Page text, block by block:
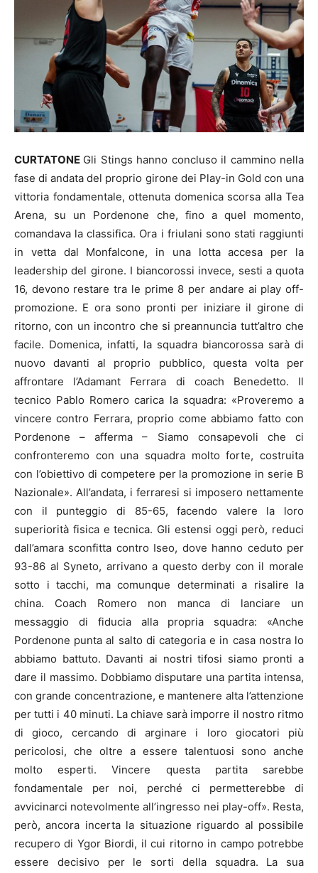
CURTATONE Gli Stings hanno concluso il cammino nella
fase di andata del proprio girone dei Play-in Gold con una
vittoria fondamentale, ottenuta domenica scorsa alla Tea
Arena, su un Pordenone che, fino a quel momento,
comandava la classifica. Ora i friulani sono stati raggiunti
in vetta dal Monfalcone, in una lotta accesa per la
leadership del girone. I biancorossi invece, sesti a quota
16, devono restare tra le prime 8 per andare ai play off-
promozione. E ora sono pronti per iniziare il girone di
ritorno, con un incontro che si preannuncia tutt’altro che
facile. Domenica, infatti, la squadra biancorossa sarà di
nuovo davanti al proprio pubblico, questa volta per
affrontare l’Adamant Ferrara di coach Benedetto. Il
tecnico Pablo Romero carica la squadra: «Proveremo a
vincere contro Ferrara, proprio come abbiamo fatto con
Pordenone – afferma – Siamo consapevoli che ci
confronteremo con una squadra molto forte, costruita
con l’obiettivo di competere per la promozione in serie B
Nazionale». All’andata, i ferraresi si imposero nettamente
con il punteggio di 85-65, facendo valere la loro
superiorità fisica e tecnica. Gli estensi oggi però, reduci
dall’amara sconfitta contro Iseo, dove hanno ceduto per
93-86 al Syneto, arrivano a questo derby con il morale
sotto i tacchi, ma comunque determinati a risalire la
china. Coach Romero non manca di lanciare un
messaggio di fiducia alla propria squadra: «Anche
Pordenone punta al salto di categoria e in casa nostra lo
abbiamo battuto. Davanti ai nostri tifosi siamo pronti a
dare il massimo. Dobbiamo disputare una partita intensa,
con grande concentrazione, e mantenere alta l’attenzione
per tutti i 40 minuti. La chiave sarà imporre il nostro ritmo
di gioco, cercando di arginare i loro giocatori più
pericolosi, che oltre a essere talentuosi sono anche
molto esperti. Vincere questa partita sarebbe
fondamentale per noi, perché ci permetterebbe di
avvicinarci notevolmente all’ingresso nei play-off». Resta,
però, ancora incerta la situazione riguardo al possibile
recupero di Ygor Biordi, il cui ritorno in campo potrebbe
essere decisivo per le sorti della squadra. La sua